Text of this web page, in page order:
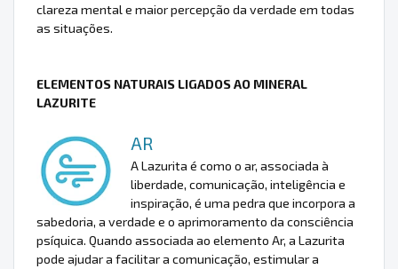
clareza mental e maior percepção da verdade em todas
as situações.
ELEMENTOS NATURAIS LIGADOS AO MINERAL
LAZURITE
AR
A Lazurita é como o ar, associada à
liberdade, comunicação, inteligência e
inspiração, é uma pedra que incorpora a
sabedoria, a verdade e o aprimoramento da consciência
psíquica. Quando associada ao elemento Ar, a Lazurita
pode ajudar a facilitar a comunicação, estimular a